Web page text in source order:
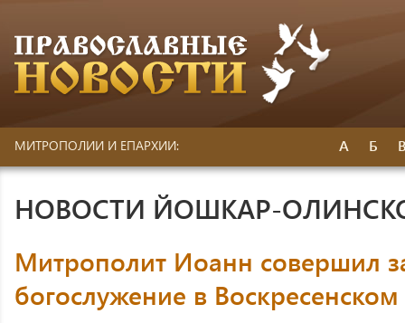
МИТРОПОЛИИ И ЕПАРХИИ: А Б
НОВОСТИ ЙОШКАР-
Митрополит Иоанн совершил
богослужение в